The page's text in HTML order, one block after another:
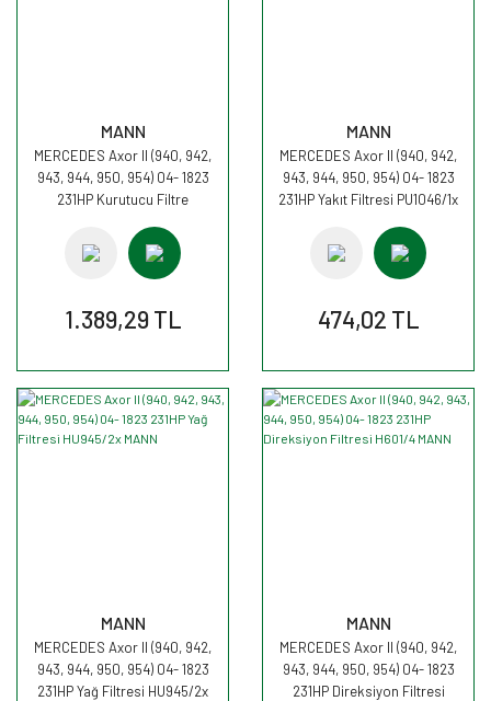
MANN
MERCEDES Axor II (940, 942,
943, 944, 950, 954) 04- 1823
231HP Kurutucu Filtre
1.389,29 TL
MANN
MERCEDES Axor II (940, 942,
943, 944, 950, 954) 04- 1823
231HP Yakıt Filtresi PU1046/1x
474,02 TL
MANN
MERCEDES Axor II (940, 942,
943, 944, 950, 954) 04- 1823
231HP Yağ Filtresi HU945/2x
MANN
MERCEDES Axor II (940, 942,
943, 944, 950, 954) 04- 1823
231HP Direksiyon Filtresi